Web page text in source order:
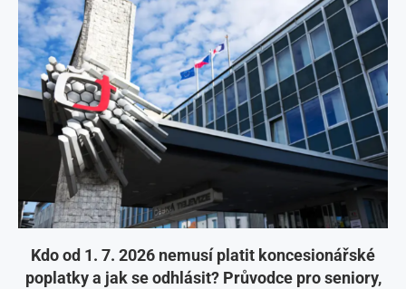
Kdo od 1. 7. 2026 nemusí platit koncesionářské
poplatky a jak se odhlásit? Průvodce pro seniory,